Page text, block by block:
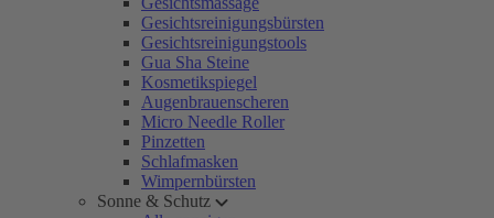
Gesichtsreinigungsbürsten
Gesichtsreinigungstools
Gua Sha Steine
Kosmetikspiegel
Augenbrauenscheren
Micro Needle Roller
Pinzetten
Schlafmasken
Wimpernbürsten
Sonne & Schutz